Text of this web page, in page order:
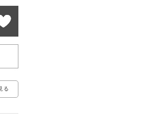
る